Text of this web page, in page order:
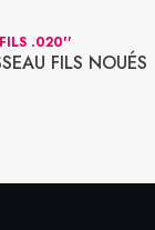
.020''
FILS NOUÉS